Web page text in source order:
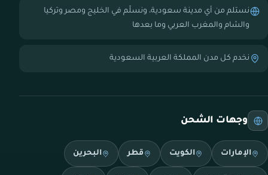
نستلم من أي مدينة سعودية، ونسلّم في الخليج ومصر وتركيا
والشام والمغرب العربي وما بعدها
نخدم كل مدن المملكة العربية السعودية
وجهات الشحن
الإمارات الكويت قطر البحرين